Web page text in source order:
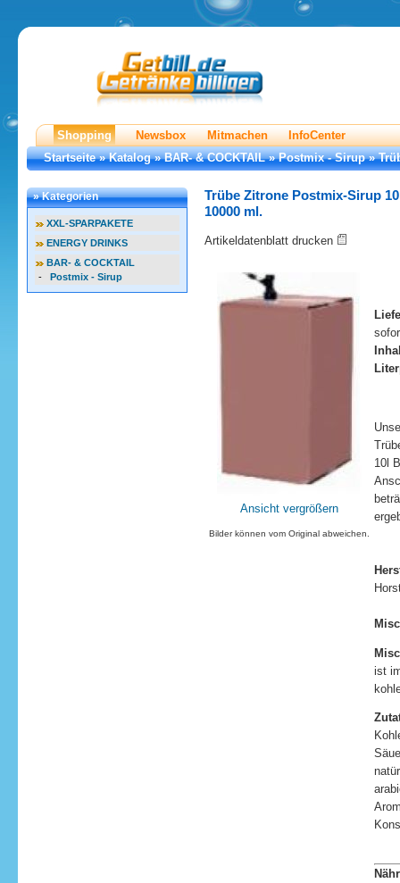
Shopping Newsbox Mitmachen
InfoCenter
Startseite»Katalog»BAR- & COCKTAIL»Postmix - Sirup»
» Kategorien
XXL-SPARPAKETE
ENERGY DRINKS
BAR- & COCKTAIL
- Postmix - Sirup
Trübe Zitrone Postmix-Sirup
10000 ml.
Artikeldatenblatt drucken
Ansicht vergrößern
Bilder können vom Original abweichen.
10l
ist